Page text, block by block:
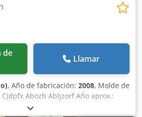
Llamar
, Año de fabricación: 2008, Molde de
Abozb Abljzorf Año aprox.: